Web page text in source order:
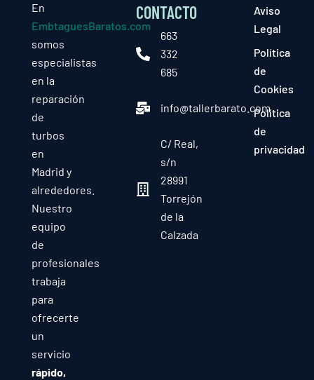
En
EmbtaguesBaratos.com
somos
especialistas
en la
reparación
de
turbos
en
Madrid y
alrededores.
Nuestro
equipo
de
profesionales
trabaja
para
ofrecerte
un
servicio
rápido,
CONTACTO
663
332
685
info@tallerbarato.com
C/ Real,
s/n
28991
Torrejón
de la
Calzada
Aviso
Legal
Política
de
Cookies
Política
de
privacidad